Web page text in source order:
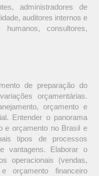
administradores de
auditores internos e
consultores,
de preparação do
orçamentárias.
orçamento e
Entender o panorama
e orçamento no Brasil e
tipos de processos
vantagens. Elaborar o
operacionais (vendas,
orçamento financeiro